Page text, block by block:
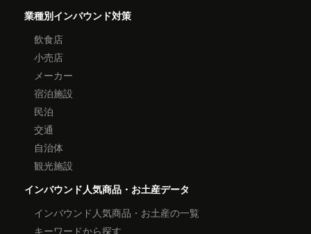
業種別インバウンド対策
飲食店
小売店
メーカー
宿泊施設
民泊
交通
自治体
観光施設
インバウンド人気商品・お土産データ
インバウンド人気商品・お土産の一覧
キーワードから探す